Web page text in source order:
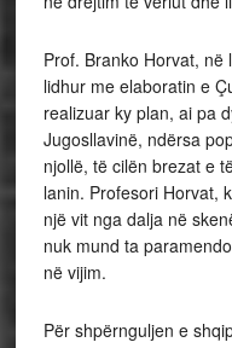
Prof. Branko Horvat, në
lidhur me elaboratin e
realizuar ky plan, ai pa
Jugosllavinë, ndërsa
njollë, të cilën brezat e
lanin. Profesori Horvat,
një vit nga dalja në
nuk mund ta
në vijim.
Për shpërnguljen e